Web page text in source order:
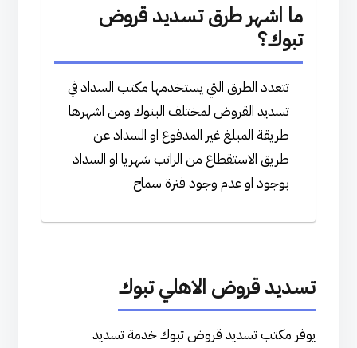
ما اشهر طرق تسديد قروض
تبوك؟
تتعدد الطرق التي يستخدمها مكتب السداد في
تسديد القروض لمختلف البنوك ومن اشهرها
طريقة المبلغ غير المدفوع او السداد عن
طريق الاستقطاع من الراتب شهريا او السداد
بوجود او عدم وجود فترة سماح
تسديد قروض الاهلي تبوك
يوفر مكتب تسديد قروض تبوك خدمة تسديد